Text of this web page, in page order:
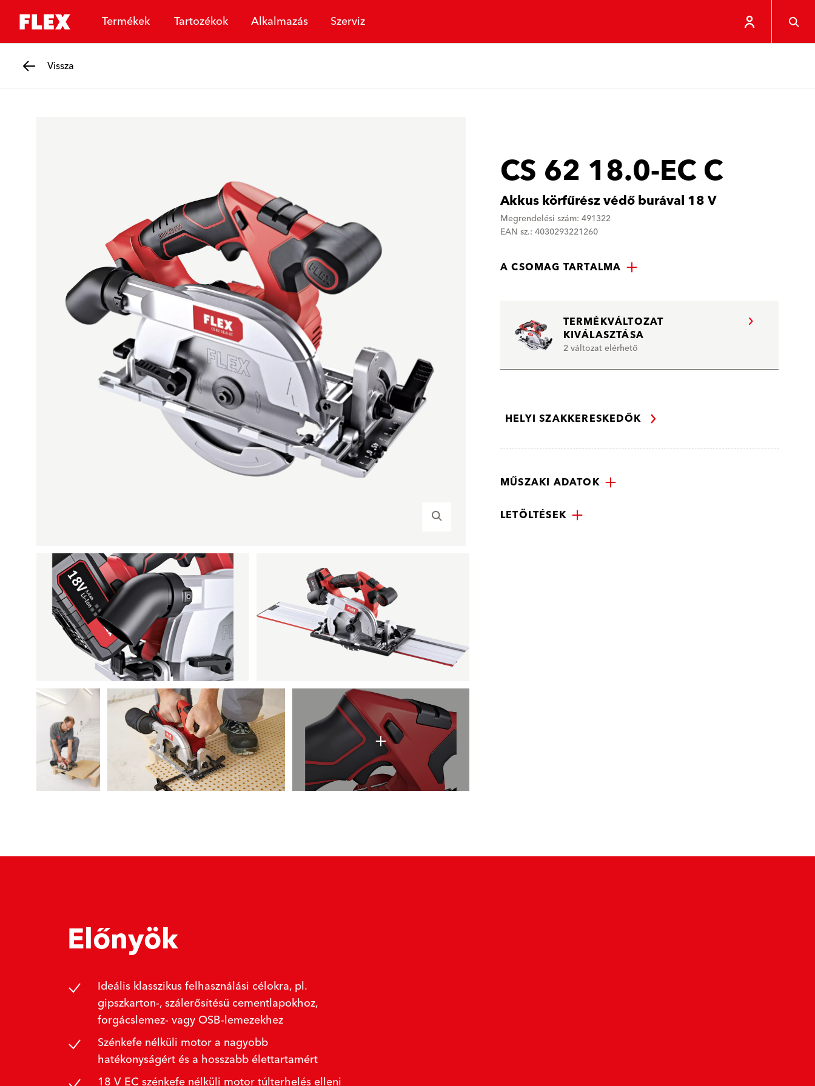
Termékek Tartozékok Alkalmazás Szerviz
Vissza
CS 62 18.0-EC C
Akkus körfűrész védő burával 18 V
Megrendelési szám: 491322
EAN sz.: 4030293221260
A CSOMAG TARTALMA
TERMÉKVÁLTOZAT
KIVÁLASZTÁSA
2 változat elérhető
HELYI SZAKKERESKEDŐK
MŰSZAKI ADATOK
LETÖLTÉSEK
Előnyök
Ideális klasszikus felhasználási célokra, pl.
gipszkarton-, szálerősítésű cementlapokhoz,
forgácslemez- vagy OSB-lemezekhez
Szénkefe nélküli motor a nagyobb
hatékonyságért és a hosszabb élettartamért
18 V EC szénkefe nélküli motor túlterhelés elleni